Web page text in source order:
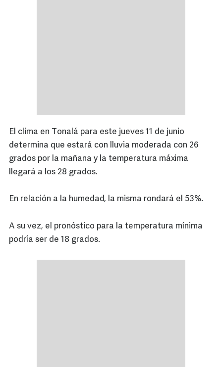
El clima en Tonalá para este jueves 11 de junio
determina que estará con lluvia moderada con 26
grados por la mañana y la temperatura máxima
llegará a los 28 grados.
En relación a la humedad, la misma rondará el 53%.
A su vez, el pronóstico para la temperatura mínima
podría ser de 18 grados.